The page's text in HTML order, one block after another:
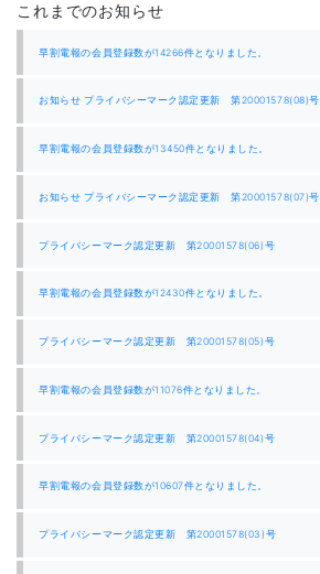
ゲ
ー
シ
ョ
ン
これまでのお知らせ
早割電報の会員登録数が14266件となりました。
お知らせ プライバシーマーク認定更新 第20001578(08)号
早割電報の会員登録数が13450件となりました。
お知らせ プライバシーマーク認定更新 第20001578(07)号
プライバシーマーク認定更新 第20001578(06)号
早割電報の会員登録数が12430件となりました。
プライバシーマーク認定更新 第20001578(05)号
早割電報の会員登録数が11076件となりました。
プライバシーマーク認定更新 第20001578(04)号
早割電報の会員登録数が10607件となりました。
プライバシーマーク認定更新 第20001578(03)号